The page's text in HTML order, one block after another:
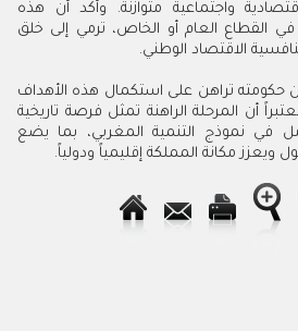
واجتماعية متوازنة. وأكد أن هذه
في القطاع العام أو الخاص، ترمي إلى خلق
الاقتصاد الوطني.
حكومته تراهن على استكمال هذه الأهداف
بحلول عام 2030، معتبراً أن المرحلة الراهنة تمثل فرصة تاريخية
في نموذج التنمية المغربي، بما يضع
مكانة المملكة إقليمياً ودولياً.